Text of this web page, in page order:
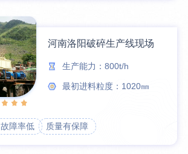
河南洛阳破碎生产线现场
生产能力：800t/h
最初进料粒度：1020㎜
故障率低 质量有保障